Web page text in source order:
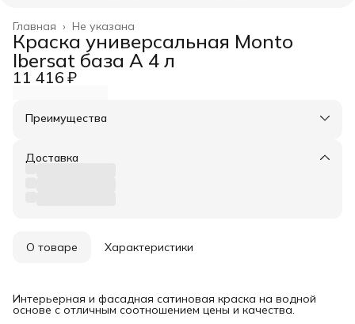
Не указана
Главная ›
Краска универсальная Monto
Ibersat база А 4 л
11 416 ₽
Преимущества
Оплата частями в Сплит
Удобный возврат
Доставка
О товаре Характеристики
Интерьерная и фасадная сатиновая краска на водной
основе с отличным соотношением цены и качества.